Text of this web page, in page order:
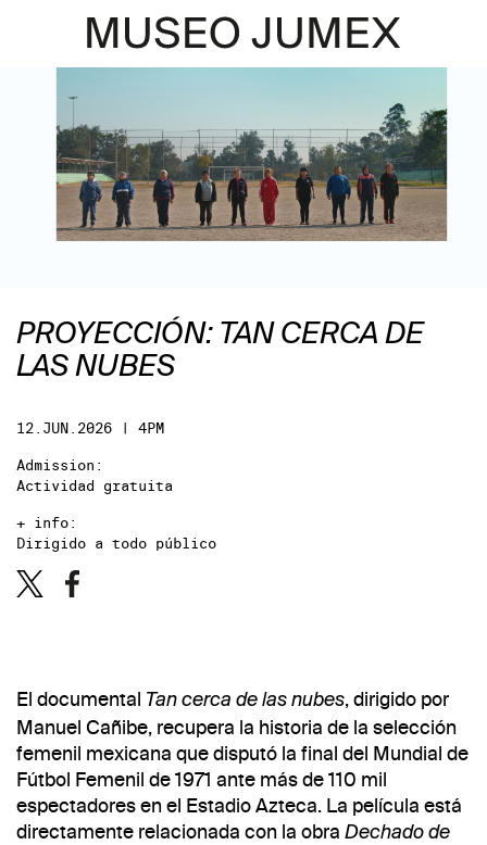
PROYECCIÓN: TAN CERCA DE
LAS NUBES
12.JUN.2026 | 4PM
Admission:
Actividad gratuita
+ info:
Dirigido a todo público
El documental Tan cerca de las nubes, dirigido por
Manuel Cañibe, recupera la historia de la selección
femenil mexicana que disputó la final del Mundial de
Fútbol Femenil de 1971 ante más de 110 mil
espectadores en el Estadio Azteca. La película está
directamente relacionada con la obra Dechado de